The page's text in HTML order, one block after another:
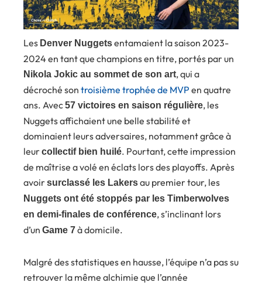
Les Denver Nuggetsentamaient la saison 2023-
2024 en tant que champions en titre, portés par un
Nikola Jokic au sommet de son art, qui a
décroché son troisième trophée de MVP en quatre
ans. Avec57 victoires en saison régulière, les
Nuggets affichaient une belle stabilité et
dominaient leurs adversaires, notamment grâce à
leurcollectif bien huilé. Pourtant, cette impression
de maîtrise a volé en éclats lors des playoffs. Après
avoirsurclassé les Lakersau premier tour, les
Nuggets ont été stoppés par les Timberwolves
en demi-finales de conférence, s’inclinant lors
d’un Game 7à domicile.
Malgré des statistiques en hausse, l’équipe n’a pas su
retrouver la même alchimie que l’année